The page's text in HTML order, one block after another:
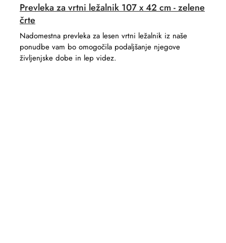
Prevleka za vrtni ležalnik 107 x 42 cm - zelene
črte
Nadomestna prevleka za lesen vrtni ležalnik iz naše
ponudbe vam bo omogočila podaljšanje njegove
življenjske dobe in lep videz.